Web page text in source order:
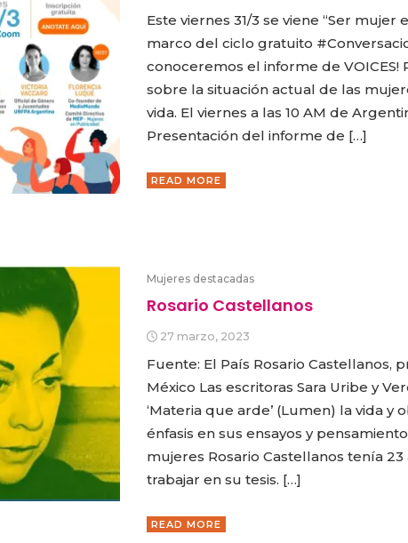
Este viernes 31/3 se viene “Ser mujer
marco del ciclo gratuito
conoceremos el informe de VOICES!
sobre la situación actual de las
vida. El viernes a las 10 AM de
Presentación del informe de […]
READ MORE
Mujeres destacadas
Rosario Castellanos
27 marzo, 2023
Fuente: El País Rosario Castellanos,
México Las escritoras Sara Uribe y
‘Materia que arde’ (Lumen) la vida y
énfasis en sus ensayos y
mujeres Rosario Castellanos tenía
trabajar en su tesis. […]
READ MORE